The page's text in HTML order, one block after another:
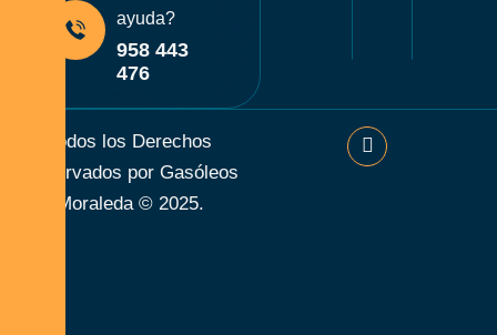
ayuda?
958 443
476
Todos los Derechos
Reservados por Gasóleos
Moraleda © 2025.